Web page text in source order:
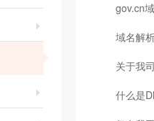
gov.cn
域名解
关于我
什么是